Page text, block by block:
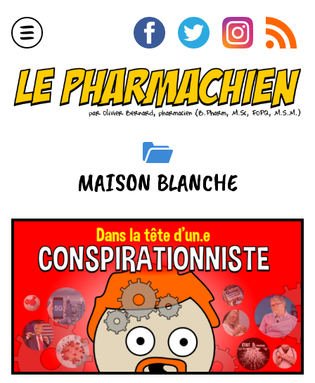
au
contenu
MAISON BLANCHE